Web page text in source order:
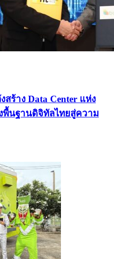
ร้าง Data Center แห่ง
พื้นฐานดิจิทัลไทยสู่ความ